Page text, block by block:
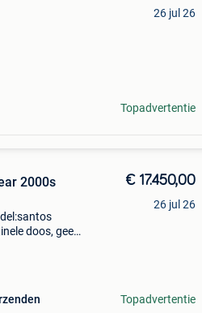
26 jul 26
Topadvertentie
2000s
doos, geen
€ 17.450,00
26 jul 26
Topadvertentie